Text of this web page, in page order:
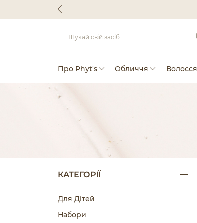
Про Phyt's Обличчя Волосся
КАТЕГОРІЇ
Для Дітей
Набори